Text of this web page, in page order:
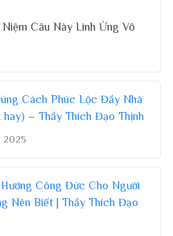
Câu Này Linh Ứng Vô
Cách Phúc Lộc Đầy Nhà
hay) – Thầy Thích Đạo Thịnh
2025
Công Đức Cho Người
Nên Biết | Thầy Thích Đạo